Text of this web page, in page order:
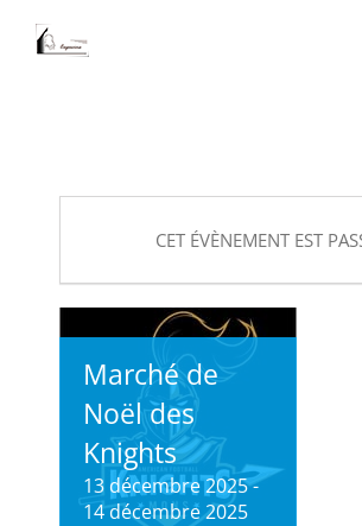
CET ÉVÈNEMENT EST
Marché de
Noël des
Knights
13 décembre 2025-
14 décembre 2025